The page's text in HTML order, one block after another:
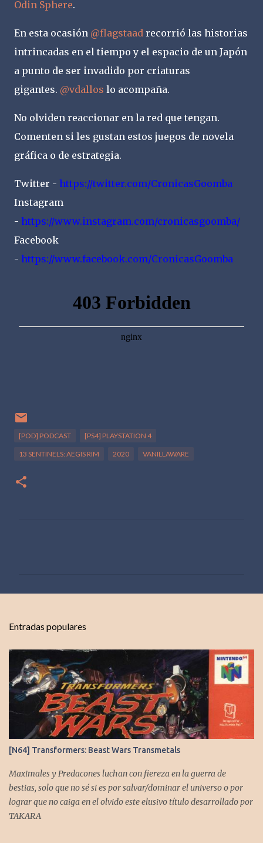
Odin Sphere.
En esta ocasión @flagstaad recorrió las historias
intrincadas en el tiempo y el espacio de un Japón
a punto de ser invadido por criaturas
gigantes. @vdallos lo acompaña.
No olviden reaccionar en la red que tengan.
Comenten si les gustan estos juegos de novela
gráfica o de estrategia.
Twitter - https://twitter.com/CronicasGoomba
Instagram
- https://www.instagram.com/cronicasgoomba/
Facebook
- https://www.facebook.com/CronicasGoomba
[POD] PODCAST [PS4] PLAYSTATION 4
13 SENTINELS: AEGIS RIM 2020 VANILLAWARE
r
i
o
s
Entradas populares
[N64] Transformers: Beast Wars Transmetals
Maximales y Predacones luchan con fiereza en la guerra de
bestias, solo que no sé si es por salvar/dominar el universo o por
lograr que no caiga en el olvido este elusivo título desarrollado por
TAKARA